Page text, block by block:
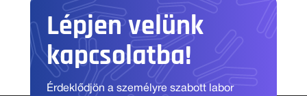
Lépjen velünk
kapcsolatba!
Érdeklődjön a személyre szabott labor